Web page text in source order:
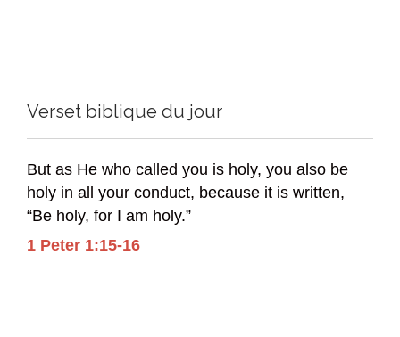
Verset biblique du jour
But as He who called you is holy, you also be
holy in all your conduct, because it is written,
“Be holy, for I am holy.”
1 Peter 1:15-16